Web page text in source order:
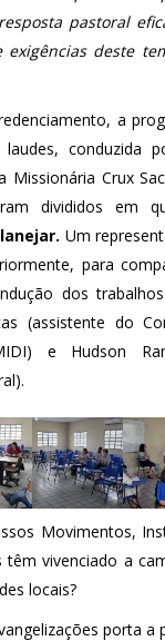
pastoral
exigências deste
a
conduzida
Missionária Crux
divididos em
Um
para
dos
(assistente do
e Hudson
Movimentos,
têm vivenciado a
locais?
porta a